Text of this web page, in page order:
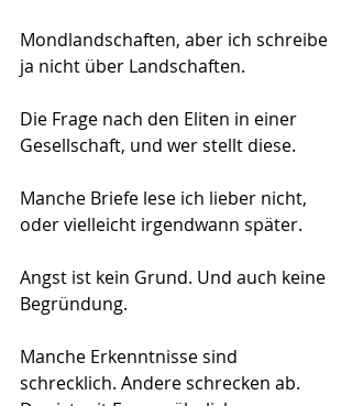
Mondlandschaften, aber ich schreibe
ja nicht über Landschaften.
Die Frage nach den Eliten in einer
Gesellschaft, und wer stellt diese.
Manche Briefe lese ich lieber nicht,
oder vielleicht irgendwann später.
Angst ist kein Grund. Und auch keine
Begründung.
Manche Erkenntnisse sind
schrecklich. Andere schrecken ab.